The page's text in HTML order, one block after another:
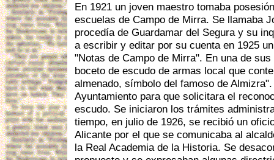
En 1921 un joven maestro tomaba
escuelas de Campo de Mirra. Se llamaba
procedía de Guardamar del Segura y su
a escribir y editar por su cuenta en 1925
"Notas de Campo de Mirra". En una de
boceto de escudo de armas local que
almenado, símbolo del famoso de
Ayuntamiento para que solicitara el
escudo. Se iniciaron los trámites
tiempo, en julio de 1926, se recibió un
Alicante por el que se comunicaba al
la Real Academia de la Historia. Se